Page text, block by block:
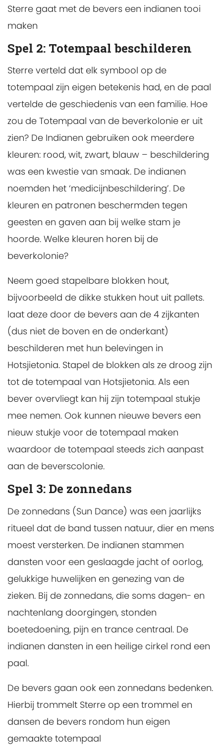
Sterre gaat met de bevers een indianen tooi
maken
Spel 2: Totempaal beschilderen
Sterre verteld dat elk symbool op de
totempaal zijn eigen betekenis had, en de paal
vertelde de geschiedenis van een familie. Hoe
zou de Totempaal van de beverkolonie er uit
zien? De Indianen gebruiken ook meerdere
kleuren: rood, wit, zwart, blauw – beschildering
was een kwestie van smaak. De indianen
noemden het ‘medicijnbeschildering’. De
kleuren en patronen beschermden tegen
geesten en gaven aan bij welke stam je
hoorde. Welke kleuren horen bij de
beverkolonie?
Neem goed stapelbare blokken hout,
bijvoorbeeld de dikke stukken hout uit pallets.
laat deze door de bevers aan de 4 zijkanten
(dus niet de boven en de onderkant)
beschilderen met hun belevingen in
Hotsjietonia. Stapel de blokken als ze droog zijn
tot de totempaal van Hotsjietonia. Als een
bever overvliegt kan hij zijn totempaal stukje
mee nemen. Ook kunnen nieuwe bevers een
nieuw stukje voor de totempaal maken
waardoor de totempaal steeds zich aanpast
aan de beverscolonie.
Spel 3: De zonnedans
De zonnedans (Sun Dance) was een jaarlijks
ritueel dat de band tussen natuur, dier en mens
moest versterken. De indianen stammen
dansten voor een geslaagde jacht of oorlog,
gelukkige huwelijken en genezing van de
zieken. Bij de zonnedans, die soms dagen- en
nachtenlang doorgingen, stonden
boetedoening, pijn en trance centraal. De
indianen dansten in een heilige cirkel rond een
paal.
De bevers gaan ook een zonnedans bedenken.
Hierbij trommelt Sterre op een trommel en
dansen de bevers rondom hun eigen
gemaakte totempaal